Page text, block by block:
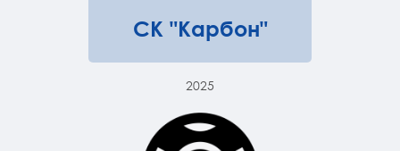
СК "Карбон"
2025